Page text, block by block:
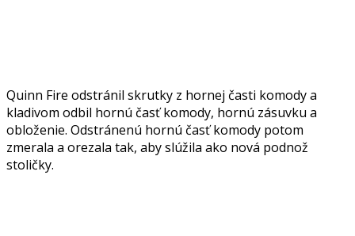
Quinn Fire odstránil skrutky z hornej časti komody a
kladivom odbil hornú časť komody, hornú zásuvku a
obloženie. Odstránenú hornú časť komody potom
zmerala a orezala tak, aby slúžila ako nová podnož
stoličky.